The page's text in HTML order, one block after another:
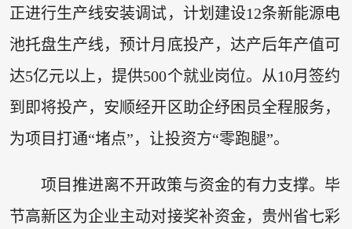
正进行生产线安装调试，计划建设12条新能源电
池托盘生产线，预计月底投产，达产后年产值可
达5亿元以上，提供500个就业岗位。从10月签约
到即将投产，安顺经开区助企纾困员全程服务，
为项目打通“堵点”，让投资方“零跑腿”。
项目推进离不开政策与资金的有力支撑。毕
节高新区为企业主动对接奖补资金，贵州省七彩